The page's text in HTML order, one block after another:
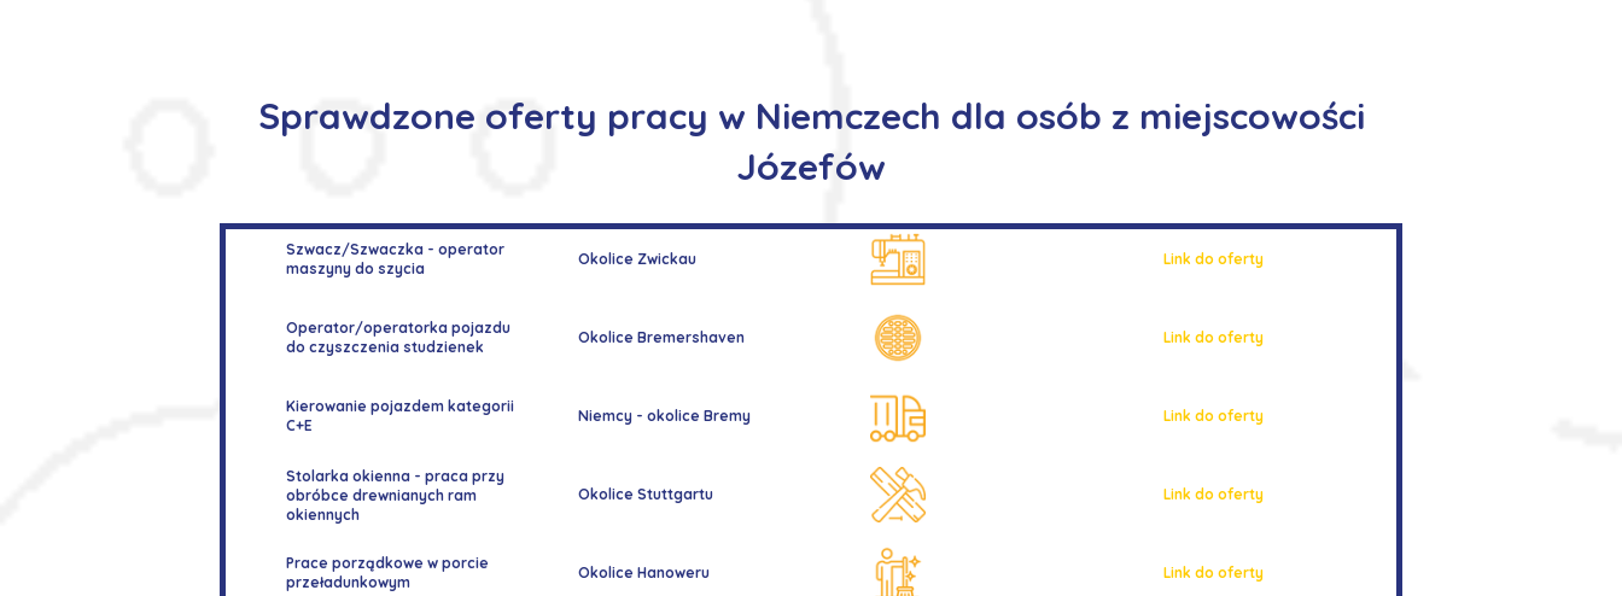
Sprawdzone oferty pracy w Niemczech dla osób z miejscowości
Józefów
Szwacz/Szwaczka - operator
maszyny do szycia
Okolice Zwickau Link do oferty
Operator/operatorka pojazdu
do czyszczenia studzienek
Okolice Bremershaven Link do oferty
Kierowanie pojazdem kategorii
C+E
Niemcy - okolice Bremy Link do oferty
Stolarka okienna - praca przy
obróbce drewnianych ram
okiennych
Okolice Stuttgartu Link do oferty
Prace porządkowe w porcie
przeładunkowym
Okolice Hanoweru Link do oferty